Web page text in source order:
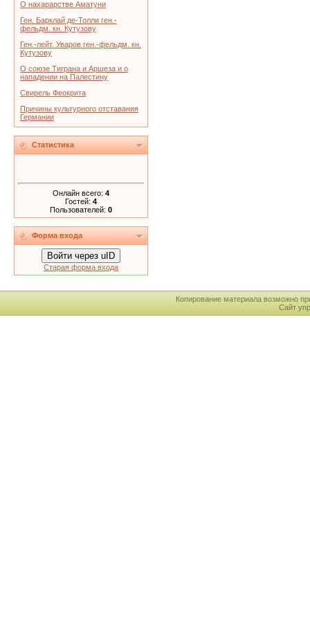
О нахарарстве Аматуни
Ген. Барклай де-Толли ген.-
фельдм. кн. Кутузову
Ген.-лейт. Уваров ген.-фельдм. кн.
Кутузову
О союзе Тиграна и Аршеза и о
нападении на Палестину
Свирель Феокрита
Причины культурного отставания
Германии
Статистика
Онлайн всего: 4
Гостей: 4
Пользователей: 0
Форма входа
Войти через uID
Старая форма входа
Копирование материала возможно
Сайт